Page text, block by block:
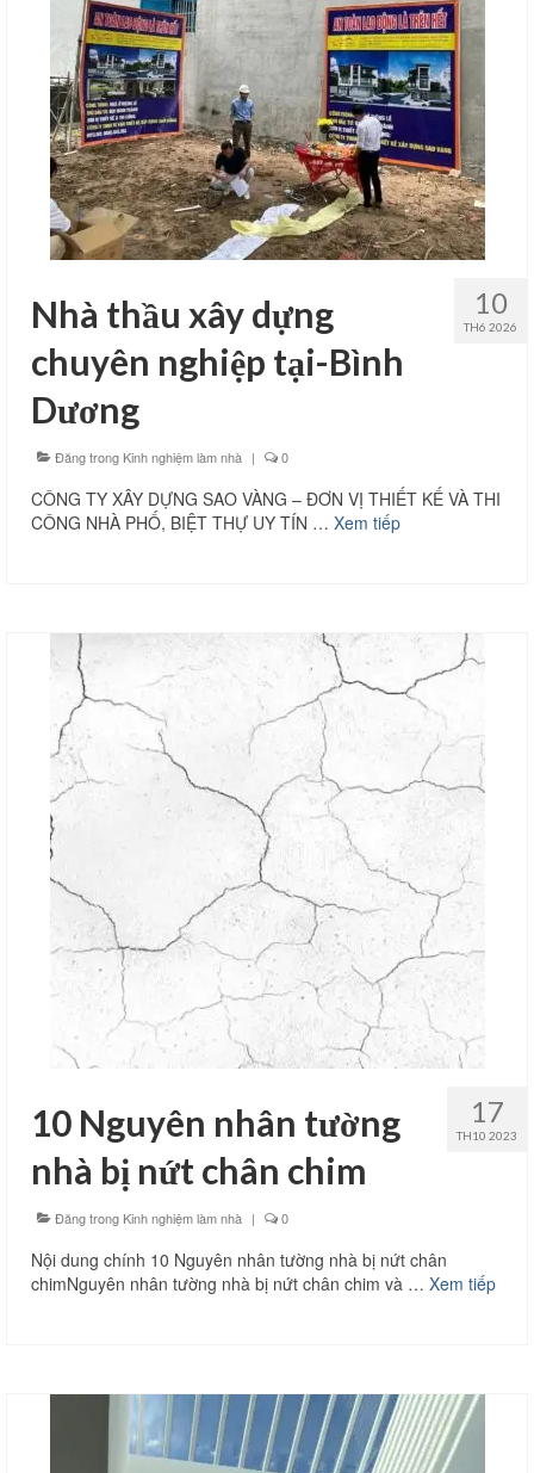
Thi công văn phòng
Thi công nhà xưởng
Xin phép xây dựng
Báo giá xây dựng
Thiết kế
Thi công xây dựng hoàn thiện
Thi công xây dựng nhà trọ
Kinh nghiệm làm nhà
Liên hệ
10
TH6 2026
Nhà thầu xây dựng
chuyên nghiệp tại-Bình
Dương
Đăng trong Kinh nghiệm làm nhà | 0
CÔNG TY XÂY DỰNG SAO VÀNG – ĐƠN VỊ THIẾT KẾ VÀ THI
CÔNG NHÀ PHỐ, BIỆT THỰ UY TÍN … Xem tiếp
17
TH10 2023
10 Nguyên nhân tường
nhà bị nứt chân chim
Đăng trong Kinh nghiệm làm nhà | 0
Nội dung chính 10 Nguyên nhân tường nhà bị nứt chân
chimNguyên nhân tường nhà bị nứt chân chim và … Xem tiếp